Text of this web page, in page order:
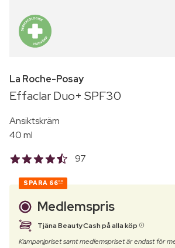
La Roche-Posay
Effaclar Duo+ SPF30
Ansiktskräm
40 ml
97
SPARA 6600
Medlemspris
Tjäna BeautyCash på alla köp
Kampanjpriset samt medlemspriset är endast för